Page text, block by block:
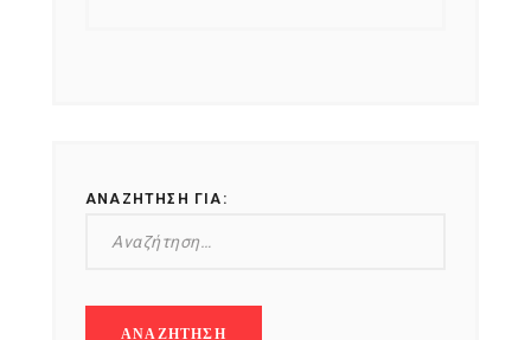
ΑΝΑΖΉΤΗΣΗ ΓΙΑ: